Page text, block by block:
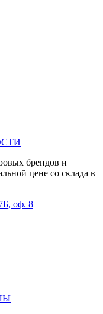
брендов и
цене со склада в
оф. 8